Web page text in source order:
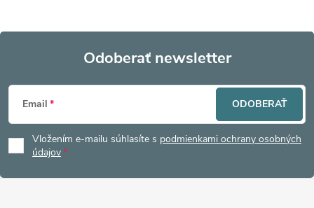
Z
á
p
Odoberať newsletter
Email
Vložením e-mailu súhlasíte s podmienkami ochrany osobných
údajov
ODOBERAŤ